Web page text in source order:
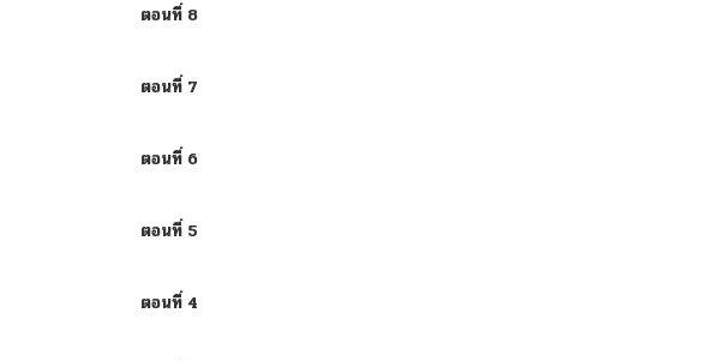
ตอนที่ 8
ตอนที่ 7
ตอนที่ 6
ตอนที่ 5
ตอนที่ 4